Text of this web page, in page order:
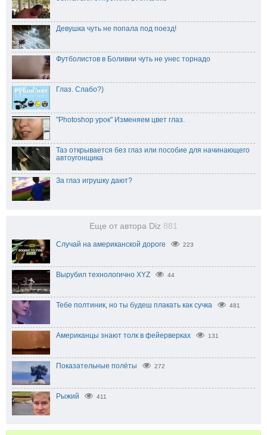
Девушка чуть не попала под поезд!
Футболистов в Боливии чуть не унес торнадо
Глаз. Слабо?)
"Photoshop урок" Изменяем цвет глаз.
Таз открывается без глаз или пособие для начинающего
автоугонщика
За глаз игрушку дают?
Еще от автора Diz 881
Случай на американской дороге 223
Вырубил технологично XYZ 44
Тебе полтиник, но ты будеш плакать как сучка 481
Американцы знают толк в фейерверках 131
Показательные полёты 272
Рыжий 411